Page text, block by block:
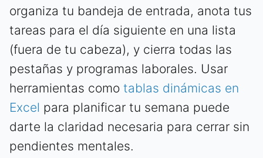
organiza tu bandeja de entrada, anota tus
tareas para el día siguiente en una lista
(fuera de tu cabeza), y cierra todas las
pestañas y programas laborales. Usar
herramientas como tablas dinámicas en
Excel para planificar tu semana puede
darte la claridad necesaria para cerrar sin
pendientes mentales.